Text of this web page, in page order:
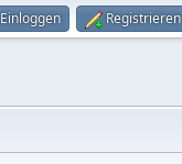
Einloggen Registrieren